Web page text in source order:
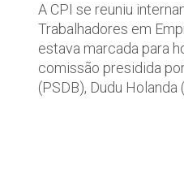
A CPI se reuniu
Trabalhadores em
estava marcada para
comissão presidida
(PSDB), Dudu